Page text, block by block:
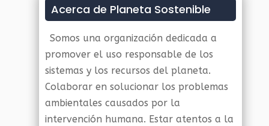
Acerca de Planeta Sostenible
Somos una organización dedicada a
promover el uso responsable de los
sistemas y los recursos del planeta.
Colaborar en solucionar los problemas
ambientales causados por la
intervención humana. Estar atentos a la